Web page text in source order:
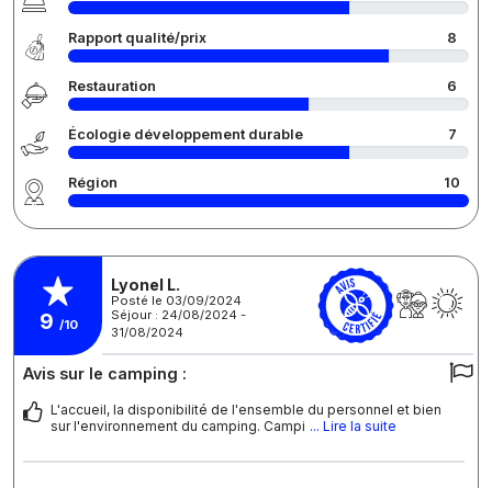
Rapport qualité/prix 8
Restauration 6
Écologie développement durable 7
Région 10
9 /10
Lyonel L.
Posté le 03/09/2024
Séjour : 24/08/2024 -
31/08/2024
Avis sur le camping :
L'accueil, la disponibilité de l'ensemble du personnel et bien
sur l'environnement du camping. Campi ... Lire la suite